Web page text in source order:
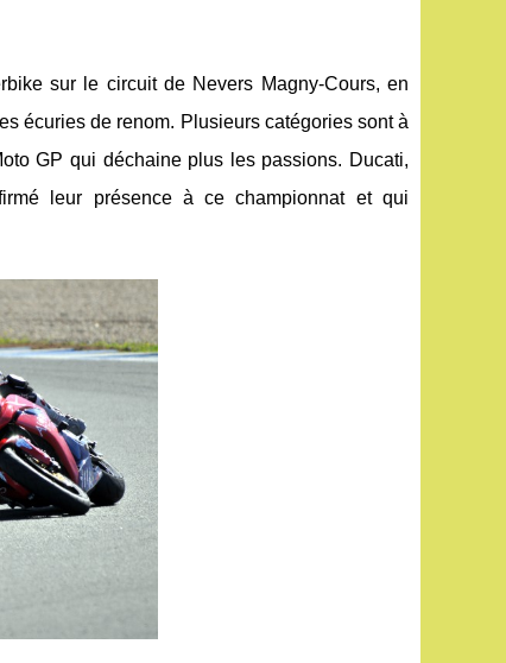
sur le circuit de Nevers Magny-Cours, en
écuries de renom. Plusieurs catégories sont à
GP qui déchaine plus les passions. Ducati,
leur présence à ce championnat et qui